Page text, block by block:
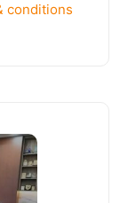
conditions